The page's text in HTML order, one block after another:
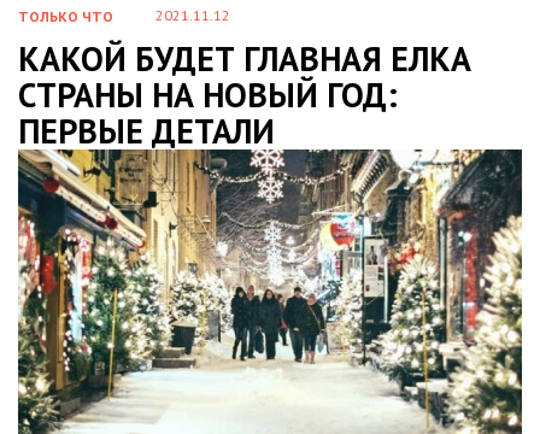
ТОЛЬКО ЧТО 2021.11.12
КАКОЙ БУДЕТ ГЛАВНАЯ ЕЛКА
СТРАНЫ НА НОВЫЙ ГОД:
ПЕРВЫЕ ДЕТАЛИ